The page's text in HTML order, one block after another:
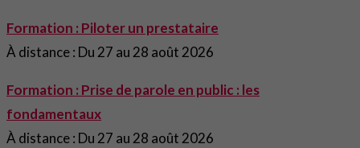
Formation : Piloter un prestataire
À distance : Du 27 au 28 août 2026
Formation : Prise de parole en public : les
fondamentaux
À distance : Du 27 au 28 août 2026